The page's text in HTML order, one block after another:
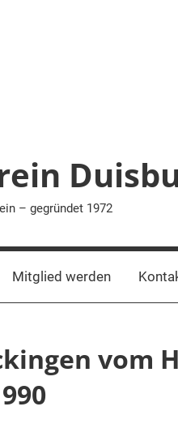
– gegründet 1972
Mitglied werden
vom